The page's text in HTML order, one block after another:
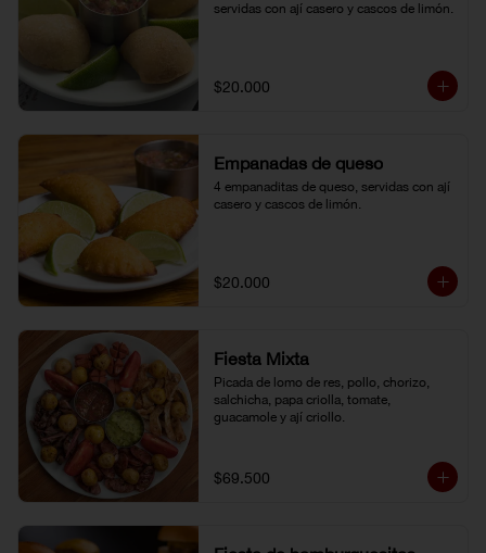
servidas con ají casero y cascos de limón.
$20.000
Empanadas de queso
4 empanaditas de queso, servidas con ají
casero y cascos de limón.
$20.000
Fiesta Mixta
Picada de lomo de res, pollo, chorizo,
salchicha, papa criolla, tomate,
guacamole y ají criollo.
$69.500